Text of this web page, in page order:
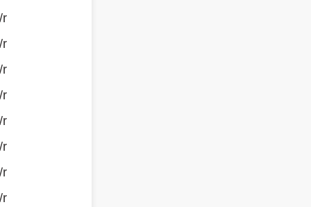
r
r
r
r
r
r
r
r